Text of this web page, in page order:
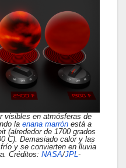
visibles en atmósferas de
la enana marrón está a
(alrededor de 1700 grados
C). Demasiado calor y las
y se convierten en lluvia
Créditos: NASA/JPL-